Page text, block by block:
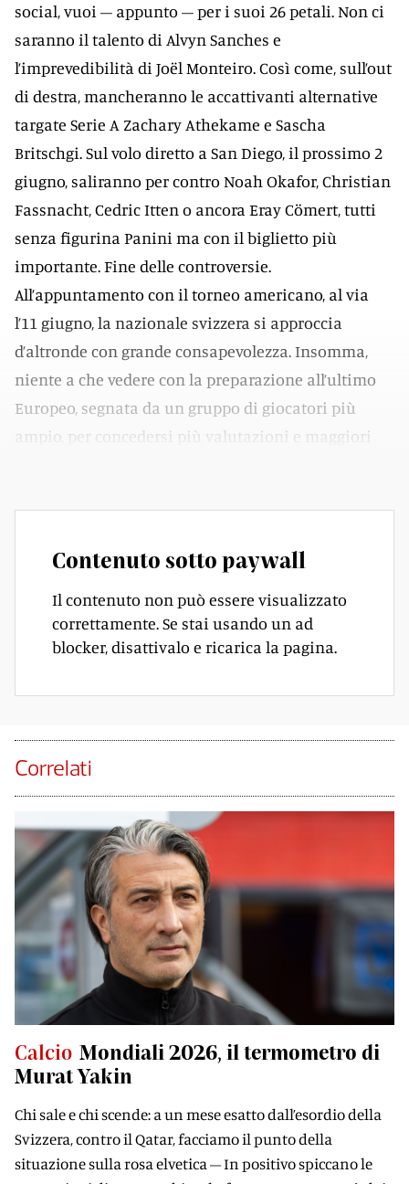
social, vuoi – appunto – per i suoi 26 petali. Non ci
saranno il talento di Alvyn Sanches e
l’imprevedibilità di Joël Monteiro. Così come, sull’out
di destra, mancheranno le accattivanti alternative
targate Serie A Zachary Athekame e Sascha
Britschgi. Sul volo diretto a San Diego, il prossimo 2
giugno, saliranno per contro Noah Okafor, Christian
Fassnacht, Cedric Itten o ancora Eray Cömert, tutti
senza figurina Panini ma con il biglietto più
importante. Fine delle controversie.
All’appuntamento con il torneo americano, al via
l’11 giugno, la nazionale svizzera si approccia
d’altronde con grande consapevolezza. Insomma,
niente a che vedere con la preparazione all’ultimo
Europeo, segnata da un gruppo di giocatori più
ampio, per concedersi più valutazioni e maggiori
Contenuto sotto paywall
Il contenuto non può essere visualizzato
correttamente. Se stai usando un ad
blocker, disattivalo e ricarica la pagina.
Correlati
Calcio Mondiali 2026, il termometro di
Murat Yakin
Chi sale e chi scende: a un mese esatto dall’esordio della
Svizzera, contro il Qatar, facciamo il punto della
situazione sulla rosa elvetica – In positivo spiccano le